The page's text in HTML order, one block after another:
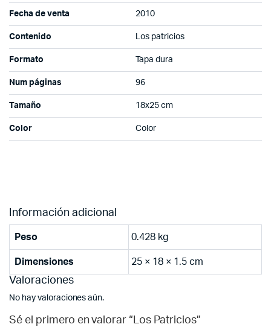
Fecha de venta 2010
Contenido Los patricios
Formato Tapa dura
Num páginas 96
Tamaño 18x25 cm
Color Color
Información adicional
Peso 0.428 kg
Dimensiones 25 × 18 × 1.5 cm
Valoraciones
No hay valoraciones aún.
Sé el primero en valorar “Los Patricios”